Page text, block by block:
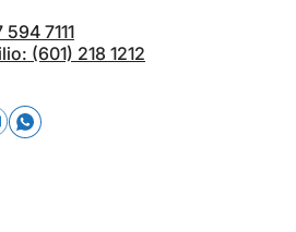
7111
(601) 218 1212